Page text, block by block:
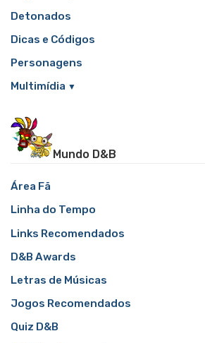
Detonados
Dicas e Códigos
Personagens
Multimídia
Mundo D&B
Área Fã
Linha do Tempo
Links Recomendados
D&B Awards
Letras de Músicas
Jogos Recomendados
Quiz D&B